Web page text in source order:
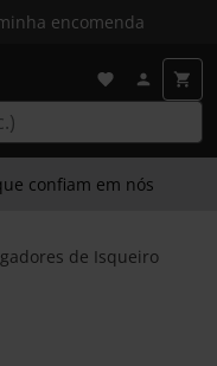
encomenda
confiam em nós
de Isqueiro